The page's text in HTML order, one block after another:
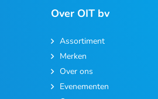
Over OIT bv
Assortiment
Merken
Over ons
Evenementen